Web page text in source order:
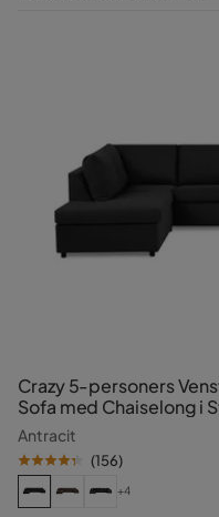
Crazy 5-personers
Sofa med Chaiselong i
Antracit
(156)
+4